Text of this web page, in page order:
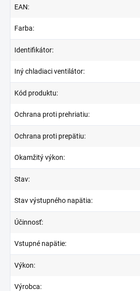
EAN:
Farba:
Identifikátor:
Iný chladiaci ventilátor:
Kód produktu:
Ochrana proti prehriatiu:
Ochrana proti prepätiu:
Okamžitý výkon:
Stav:
Stav výstupného napätia:
Účinnosť:
Vstupné napätie:
Výkon:
Výrobca: